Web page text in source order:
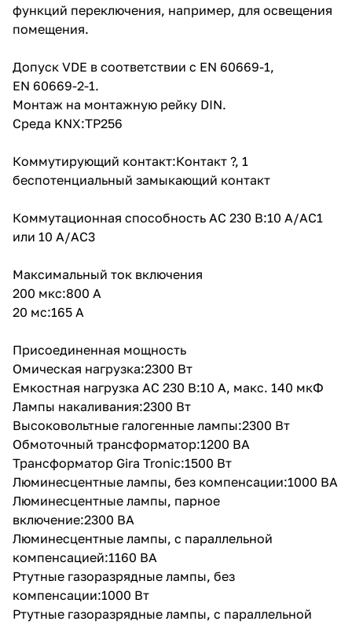
функций переключения, например, для освещения
помещения.
Допуск VDE в соответствии с EN 60669-1,
EN 60669-2-1.
Монтаж на монтажную рейку DIN.
Среда KNX:TP256
Коммутирующий контакт:Контакт ?, 1
беспотенциальный замыкающий контакт
Коммутационная способность AC 230 В:10 A/AC1
или 10 A/AC3
Максимальный ток включения
200 мкс:800 A
20 мс:165 A
Присоединенная мощность
Омическая нагрузка:2300 Вт
Емкостная нагрузка AC 230 В:10 A, макс. 140 мкФ
Лампы накаливания:2300 Вт
Высоковольтные галогенные лампы:2300 Вт
Обмоточный трансформатор:1200 ВА
Трансформатор Gira Tronic:1500 Вт
Люминесцентные лампы, без компенсации:1000 ВА
Люминесцентные лампы, парное
включение:2300 ВА
Люминесцентные лампы, с параллельной
компенсацией:1160 ВА
Ртутные газоразрядные лампы, без
компенсации:1000 Вт
Ртутные газоразрядные лампы, с параллельной